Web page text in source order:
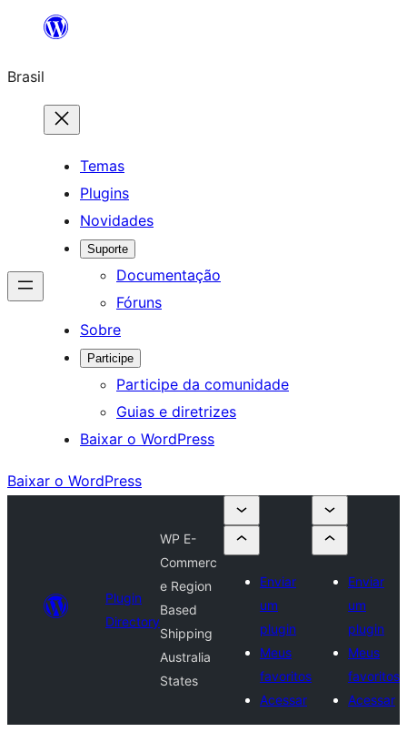
o
conteúdo
Brasil
Temas
Plugins
Novidades
Suporte
Documentação
Fóruns
Sobre
Participe
Participe da comunidade
Guias e diretrizes
Baixar o WordPress
Baixar o WordPress
Plugin
Directory
WP E-
Commerc
e Region
Based
Shipping
Australia
States
Enviar
um
plugin
Meus
favoritos
Acessar
Enviar
um
plugin
Meus
favoritos
Acessar